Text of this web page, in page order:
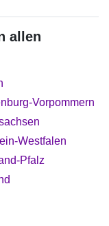
allen
Vorpommern
Westfalen
Pfalz